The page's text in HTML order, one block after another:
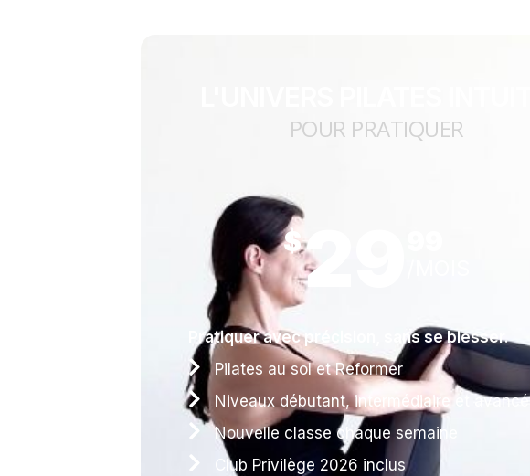
POUR PRATIQUER
$29
Pratiquer avec précision, sans se blesser.
Pilates au sol et Reformer
Niveaux débutant, intermédiaire et avancé
Nouvelle classe chaque semaine
Club Privilège 2026 inclus